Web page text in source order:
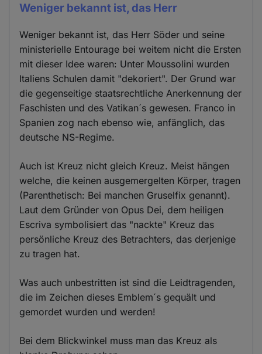
Weniger bekannt ist, das Herr
Weniger bekannt ist, das Herr Söder und seine
ministerielle Entourage bei weitem nicht die Ersten
mit dieser Idee waren: Unter Moussolini wurden
Italiens Schulen damit "dekoriert". Der Grund war
die gegenseitige staatsrechtliche Anerkennung der
Faschisten und des Vatikan´s gewesen. Franco in
Spanien zog nach ebenso wie, anfänglich, das
deutsche NS-Regime.
Auch ist Kreuz nicht gleich Kreuz. Meist hängen
welche, die keinen ausgemergelten Körper, tragen
(Parenthetisch: Bei manchen Gruselfix genannt).
Laut dem Gründer von Opus Dei, dem heiligen
Escriva symbolisiert das "nackte" Kreuz das
persönliche Kreuz des Betrachters, das derjenige
zu tragen hat.
Was auch unbestritten ist sind die Leidtragenden,
die im Zeichen dieses Emblem´s gequält und
gemordet wurden und werden!
Bei dem Blickwinkel muss man das Kreuz als